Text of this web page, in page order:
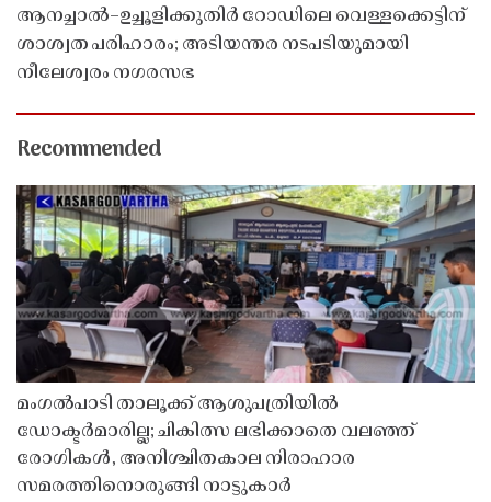
ആനച്ചാൽ–ഉച്ചൂളിക്കുതിർ റോഡിലെ വെള്ളക്കെട്ടിന്
ശാശ്വത പരിഹാരം; അടിയന്തര നടപടിയുമായി
നീലേശ്വരം നഗരസഭ
Recommended
മംഗൽപാടി താലൂക്ക് ആശുപത്രിയിൽ
ഡോക്ടർമാരില്ല; ചികിത്സ ലഭിക്കാതെ വലഞ്ഞ്
രോഗികൾ, അനിശ്ചിതകാല നിരാഹാര
സമരത്തിനൊരുങ്ങി നാട്ടുകാർ